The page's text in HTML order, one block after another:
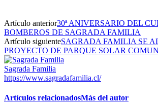
Artículo anterior30ª ANIVERSARIO DEL
BOMBEROS DE SAGRADA FAMILIA
Artículo siguienteSAGRADA FAMILIA SE
PROYECTO DE PARQUE SOLAR
Sagrada Familia
https://www.sagradafamilia.cl/
Artículos relacionadosMás del autor